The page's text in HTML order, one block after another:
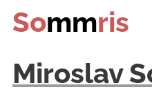
Sommris
Miroslav